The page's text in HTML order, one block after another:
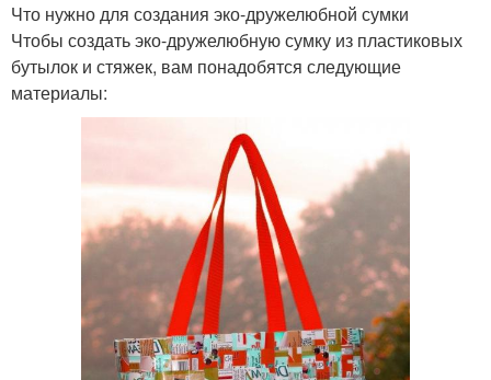
Что нужно для создания эко-дружелюбной сумки
Чтобы создать эко-дружелюбную сумку из пластиковых
бутылок и стяжек, вам понадобятся следующие
материалы: